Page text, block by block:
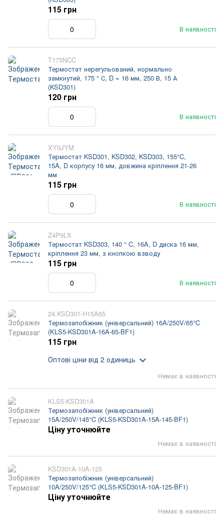
В наявності
115 грн
T175NCC
Термостат нерегульований, нормально
замкнутий, 175 ° С, D = 16 мм, 250 В, 15 А
(KSD301)
В наявності
120 грн
XY0JYM
Термостат KSD301, KSD302, KSD303, 155°C,
15A, D корпусу 16 мм, довжина кріплення 21-26
мм
В наявності
115 грн
Z4P9LX
Термостат KSD303, 140 ° C, 16A, D диска 16 мм,
кріплення 23 мм, з кнопкою взводу
В наявності
115 грн
24.KSD301-H15A65
Термозапобіжник (універсальний) 16A/250V/65°C
(KLS5-KSD301A-16A-65-BF1)
Немає в наявності
115 грн
Оптові ціни від 2 одиниць
KLS5-KSD301A
Термозапобіжник (універсальний)
15A/250V/145°C (KLS5-KSD301A-15A-145-BF1)
Немає в наявності
Ціну уточнюйте
KSD301A-10A-125
Термозапобіжник (універсальний)
10A/250V/125°C (KLS5-KSD301A-10A-125-BF1)
Немає в наявності
Ціну уточнюйте